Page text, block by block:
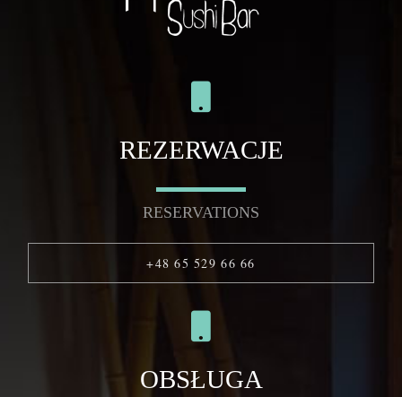
REZERWACJE
RESERVATIONS
+48 65 529 66 66
OBSŁUGA